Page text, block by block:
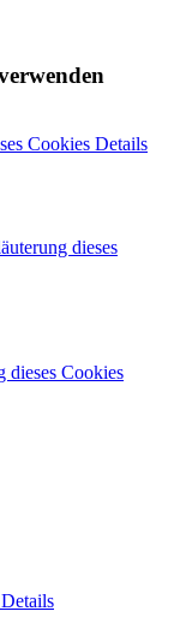
Cookies Details
dieses
dieses Cookies
Details